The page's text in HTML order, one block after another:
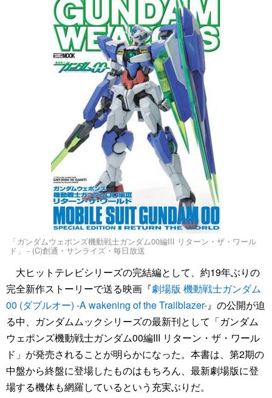
「ガンダムウェポンズ機動戦士ガンダム00編III リターン・ザ・ワール
ド」 - (C)創通・サンライズ・毎日放送
大ヒットテレビシリーズの完結編として、約19年ぶりの
完全新作ストーリーで送る映画『劇場版 機動戦士ガンダム
00 (ダブルオー) -A wakening of the Trailblazer-』の公開が迫
る中、ガンダムムックシリーズの最新刊として「ガンダム
ウェポンズ機動戦士ガンダム00編III リターン・ザ・ワール
ド」が発売されることが明らかになった。本書は、第2期の
中盤から終盤に登場したものはもちろん、最新劇場版に登
場する機体も網羅しているという充実ぶりだ。